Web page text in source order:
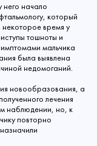
него начало
который
некоторое время у
тошноты и
мальчика
была выявлена
недомоганий.
новообразования, а
лечения
наблюдении, но, к
повторно